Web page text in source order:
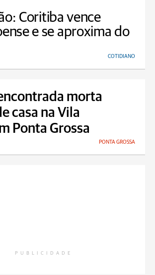
Coritiba vence
e se aproxima do
COTIDIANO
morta
casa na Vila
Ponta Grossa
PONTA GROSSA
PUBLICIDADE